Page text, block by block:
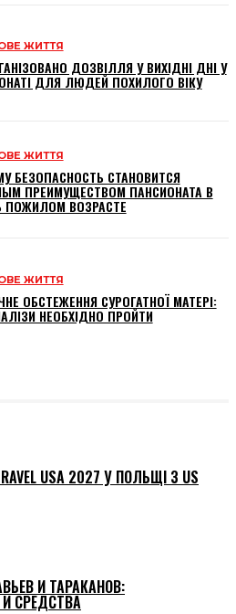
ЖИТТЯ
ДОЗВІЛЛЯ У ВИХІДНІ ДНІ У
ДЛЯ ЛЮДЕЙ ПОХИЛОГО ВІКУ
ЖИТТЯ
БЕЗОПАСНОСТЬ СТАНОВИТСЯ
ПРЕИМУЩЕСТВОМ ПАНСИОНАТА В
ПОЖИЛОМ ВОЗРАСТЕ
ЖИТТЯ
ОБСТЕЖЕННЯ СУРОГАТНОЇ МАТЕРІ:
НЕОБХІДНО ПРОЙТИ
USA 2027 У ПОЛЬЩІ З US
И ТАРАКАНОВ:
СРЕДСТВА